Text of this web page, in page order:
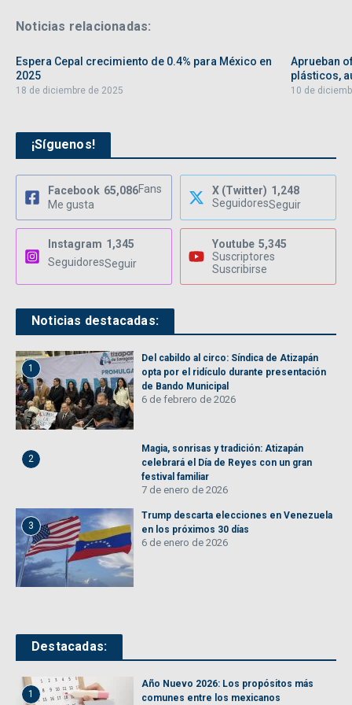
Noticias relacionadas:
Espera Cepal crecimiento de 0.4% para México en
2025
18 de diciembre de 2025
Aprueban
plásticos,
10 de
¡Síguenos!
Facebook 65,086Fans
Me gusta
X (Twitter) 1,248
SeguidoresSeguir
Instagram 1,345
SeguidoresSeguir
Youtube 5,345
Suscriptores
Suscribirse
Noticias destacadas:
1
Del cabildo al circo: Síndica de Atizapán
opta por el ridículo durante presentación
de Bando Municipal
6 de febrero de 2026
2
Magia, sonrisas y tradición: Atizapán
celebrará el Día de Reyes con un gran
festival familiar
7 de enero de 2026
3
Trump descarta elecciones en Venezuela
en los próximos 30 días
6 de enero de 2026
Destacadas:
1
Año Nuevo 2026: Los propósitos más
comunes entre los mexicanos